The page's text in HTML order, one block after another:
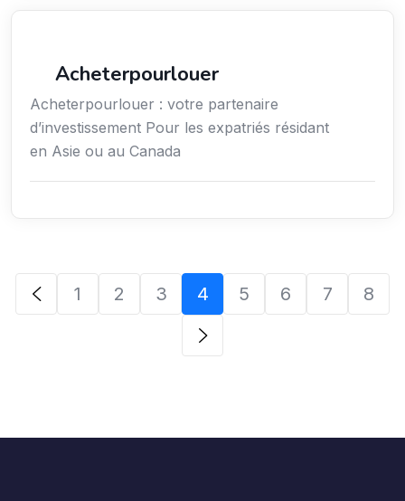
Acheterpourlouer
Acheterpourlouer : votre partenaire
d’investissement Pour les expatriés résidant
en Asie ou au Canada
1 2 3 4 5 6 7 8